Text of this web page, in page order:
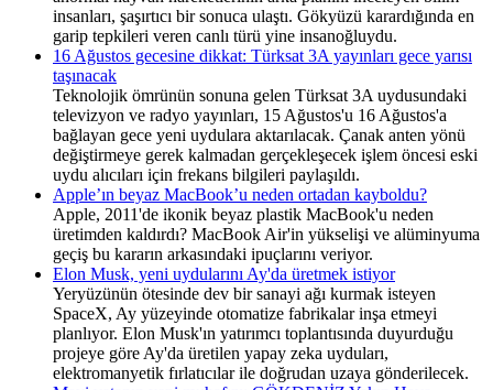
insanları, şaşırtıcı bir sonuca ulaştı. Gökyüzü karardığında en
garip tepkileri veren canlı türü yine insanoğluydu.
16 Ağustos gecesine dikkat: Türksat 3A yayınları gece yarısı
taşınacak
Teknolojik ömrünün sonuna gelen Türksat 3A uydusundaki
televizyon ve radyo yayınları, 15 Ağustos'u 16 Ağustos'a
bağlayan gece yeni uydulara aktarılacak. Çanak anten yönü
değiştirmeye gerek kalmadan gerçekleşecek işlem öncesi eski
uydu alıcıları için frekans bilgileri paylaşıldı.
Apple’ın beyaz MacBook’u neden ortadan kayboldu?
Apple, 2011'de ikonik beyaz plastik MacBook'u neden
üretimden kaldırdı? MacBook Air'in yükselişi ve alüminyuma
geçiş bu kararın arkasındaki ipuçlarını veriyor.
Elon Musk, yeni uydularını Ay'da üretmek istiyor
Yeryüzünün ötesinde dev bir sanayi ağı kurmak isteyen
SpaceX, Ay yüzeyinde otomatize fabrikalar inşa etmeyi
planlıyor. Elon Musk'ın yatırımcı toplantısında duyurduğu
projeye göre Ay'da üretilen yapay zeka uyduları,
elektromanyetik fırlatıcılar ile doğrudan uzaya gönderilecek.